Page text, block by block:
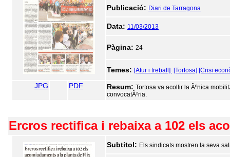
Publicació: Diari de Tarragona
Data: 11/03/2013
Pàgina: 24
Temes: [Atur i treball] [Tortosa] [Crisi
JPG PDF Resum: Tortosa va acollir la Ãºnica
convocatÃ²ria.
Ercros rectifica i rebaixa a 102 els
Subtitol: Els sindicats mostren la seva